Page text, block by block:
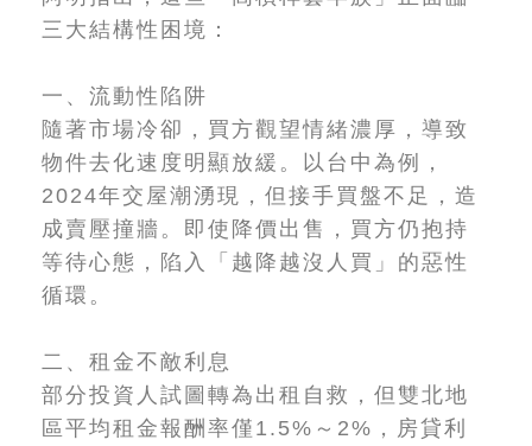
三大結構性困境：
一、流動性陷阱
隨著市場冷卻，買方觀望情緒濃厚，導致
物件去化速度明顯放緩。以台中為例，
2024年交屋潮湧現，但接手買盤不足，造
成賣壓撞牆。即使降價出售，買方仍抱持
等待心態，陷入「越降越沒人買」的惡性
循環。
二、租金不敵利息
部分投資人試圖轉為出租自救，但雙北地
區平均租金報酬率僅1.5%～2%，房貸利